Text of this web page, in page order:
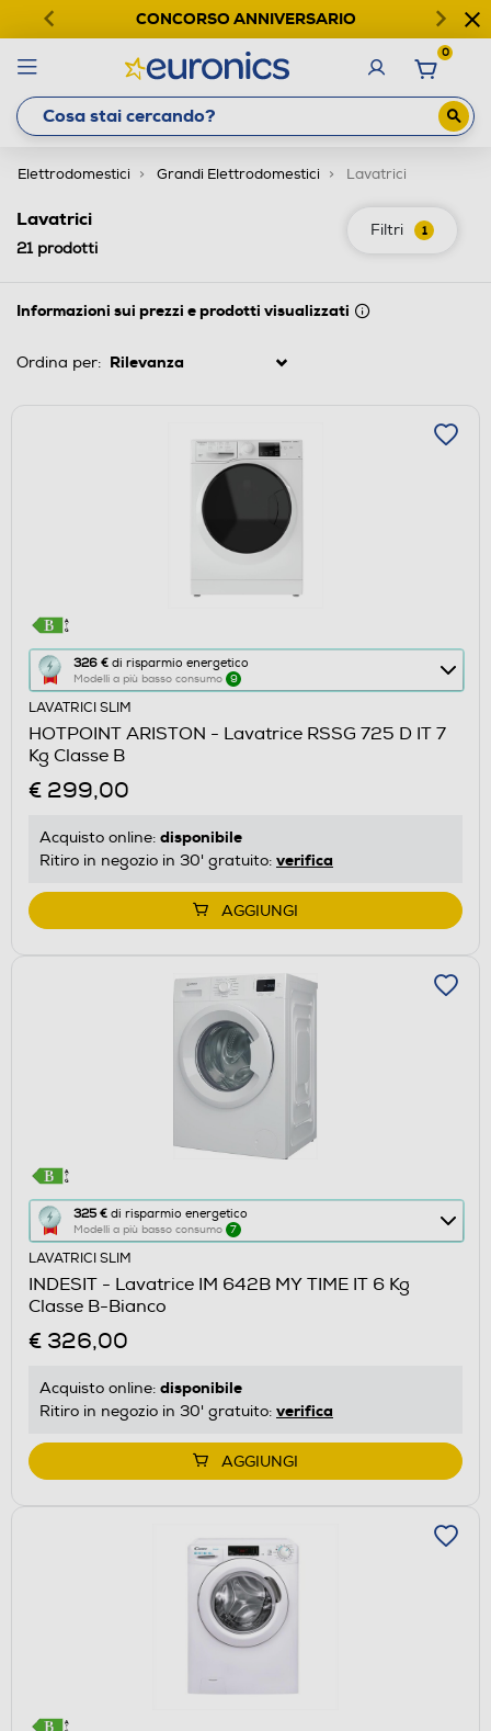
CONCORSO ANNIVERSARIO
0
Elettrodomestici Grandi Elettrodomestici Lavatrici
Filtri 1
Lavatrici
21prodotti
Informazioni sui prezzi e prodotti visualizzati
Ordina per:
326 € di risparmio energetico
Modelli a più basso consumo 9
Questa
azione
aprirà
il
Calcolatore
di
energetico
di
Youreko.
LAVATRICI SLIM
HOTPOINT ARISTON - Lavatrice RSSG 725 D IT 7
Kg Classe B
€ 299,00
Acquisto online: disponibile
Ritiro in negozio in 30' gratuito: verifica
AGGIUNGI
325 € di risparmio energetico
Modelli a più basso consumo 7
Questa
azione
aprirà
il
Calcolatore
di
energetico
di
Youreko.
LAVATRICI SLIM
INDESIT - Lavatrice IM 642B MY TIME IT 6 Kg
Classe B-Bianco
€ 326,00
Acquisto online: disponibile
Ritiro in negozio in 30' gratuito: verifica
AGGIUNGI